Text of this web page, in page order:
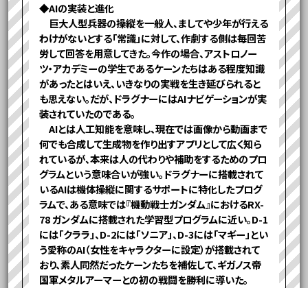
◆AIの実装と進化
巨大人型兵器の操縦を一般人、ましてや少年が行える
わけがないとする「常識」に対して、作劇する側は毎回苦
労して回答を用意してきた。今作の場合、アストロノー
ツ・アカデミーの学生であるケーンたちはある程度知識
があったとはいえ、いきなりの実戦を生き延びられると
も思えない。だが、ドラグナーにはAIナビゲーションが実
装されていたのである。
AIとは人工知能を意味し、現在では画像から動画まで
何でも合成して生成物を作り出すアプリとして広く知ら
れているが、本来は人の代わりや補助をするためのプロ
グラムという意味合いが強い。ドラグナーに搭載されて
いるAIは機体操縦に関するサポートに特化したプログ
ラムで、ある意味では『機動戦士ガンダム』におけるRX-
78 ガンダムに搭載された学習型プログラムに近い。D-1
には「クララ」、D-2には「ソニア」、D-3には「マギー」とい
う愛称のAI（女性をキャラクターに設定）が搭載されて
おり、素人同然だったケーンたちを補佐して、ギガノス帝
国軍メタルアーマーとの初の戦闘を勝利に導いた。